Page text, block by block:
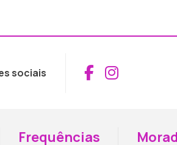
sociais Aceder ao
Aceder
Frequências